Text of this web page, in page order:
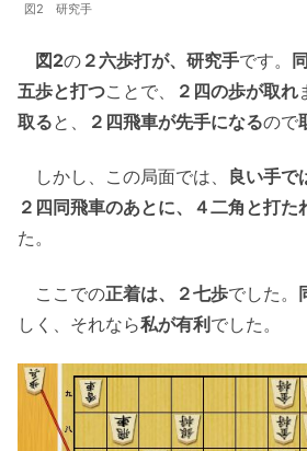
図2 研究手
図2の ２六歩打が、研究手です。
五歩と打つことで、 ２四の歩が取れ
取ると、 ２四飛車が先手になるので
しかし、この局面では、 良い手で
２四同飛車のあとに、４二角と打た
た。
ここでの正着は、２七歩でした。
しく、それなら私が有利でした。